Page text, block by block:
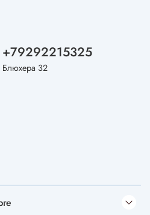
+79292215325
Блюхера 32